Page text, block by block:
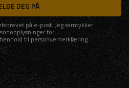
DEG PÅ
på e-post. Jeg samtykker
for
til personvernerklæring